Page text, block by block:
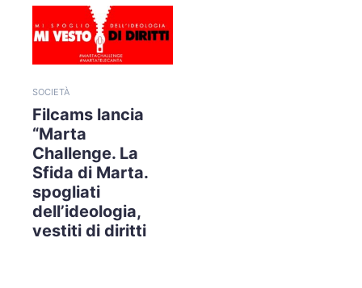
SOCIETÀ
Filcams lancia
“Marta
Challenge. La
Sfida di Marta.
spogliati
dell’ideologia,
vestiti di diritti